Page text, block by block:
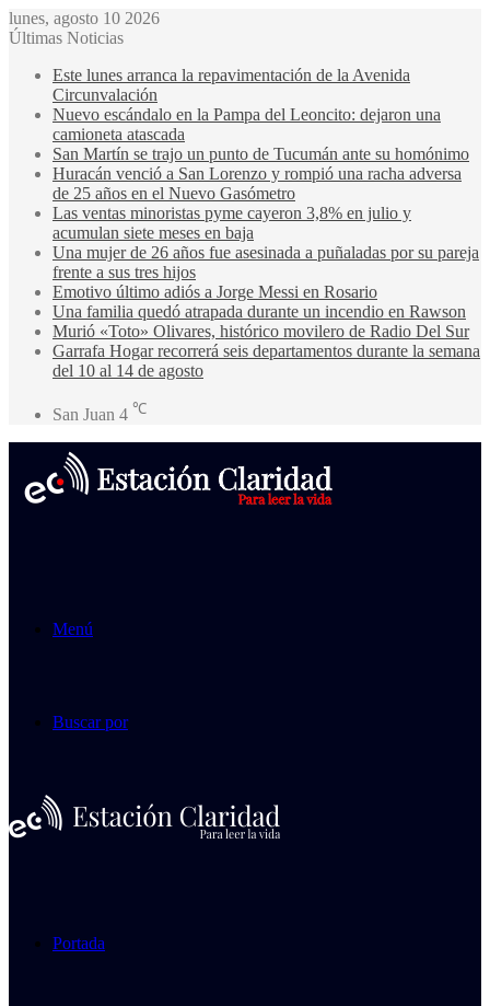
lunes, agosto 10 2026
Últimas Noticias
Este lunes arranca la repavimentación de la Avenida
Circunvalación
Nuevo escándalo en la Pampa del Leoncito: dejaron una
camioneta atascada
San Martín se trajo un punto de Tucumán ante su homónimo
Huracán venció a San Lorenzo y rompió una racha adversa
de 25 años en el Nuevo Gasómetro
Las ventas minoristas pyme cayeron 3,8% en julio y
acumulan siete meses en baja
Una mujer de 26 años fue asesinada a puñaladas por su pareja
frente a sus tres hijos
Emotivo último adiós a Jorge Messi en Rosario
Una familia quedó atrapada durante un incendio en Rawson
Murió «Toto» Olivares, histórico movilero de Radio Del Sur
Garrafa Hogar recorrerá seis departamentos durante la semana
del 10 al 14 de agosto
San Juan 4 ℃
Menú
Buscar por
Portada